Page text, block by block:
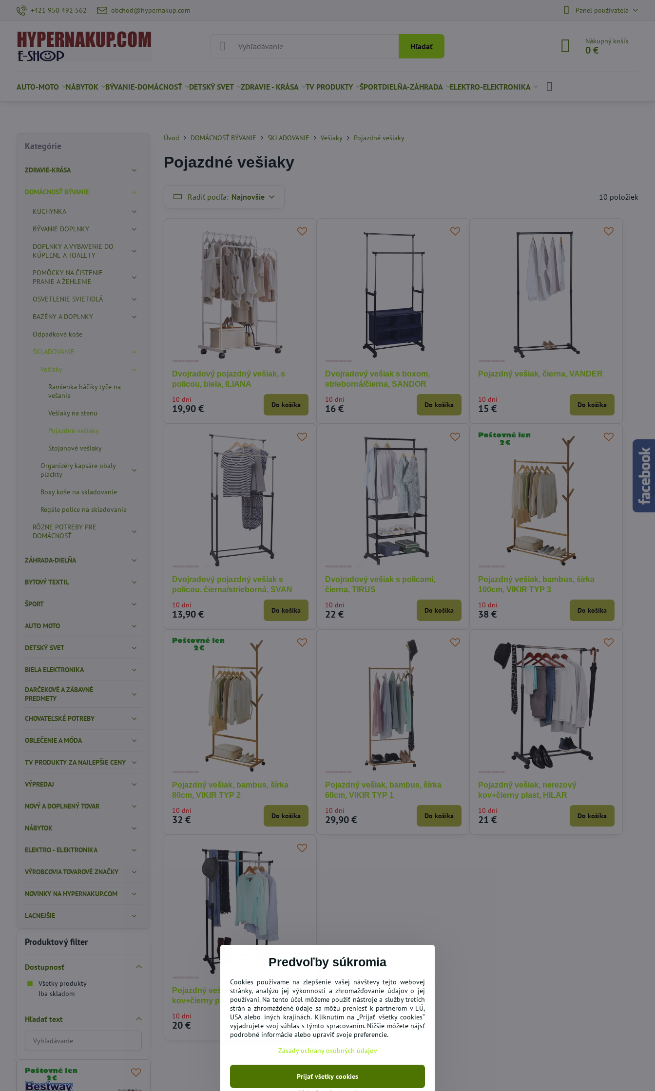
+421 950 492 562 obchod@hypernakup.com Panel používateľa
Hľadať
Nákupný košík
0 €
AUTO-MOTO NÁBYTOK BÝVANIE-DOMÁCNOSŤ DETSKÝ SVET ZDRAVIE - KRÁSA TV PRODUKTY ŠPORTDIELŇA-ZÁHRADA ELEKTRO-ELEKTRONIKA
Úvod DOMÁCNOSŤ BÝVANIE SKLADOVANIE Vešiaky Pojazdné vešiaky
Pojazdné vešiaky
Radiť podľa: Najnovšie 10 položiek
Dvojradový pojazdný vešiak, s
policou, biela, ILIANA
10 dní
19,90 € Do košíka
Dvojradový vešiak s boxom,
strieborná/čierna, SANDOR
10 dní
16 € Do košíka
Pojazdný vešiak, čierna, VANDER
10 dní
15 € Do košíka
Dvojradový pojazdný vešiak s
policou, čierna/strieborná, SVAN
10 dní
13,90 € Do košíka
Dvojradový vešiak s policami,
čierna, TIRUS
10 dní
22 € Do košíka
Pojazdný vešiak, bambus, šírka
100cm, VIKIR TYP 3
10 dní
38 € Do košíka
Pojazdný vešiak, bambus, šírka
80cm, VIKIR TYP 2
10 dní
32 € Do košíka
Pojazdný vešiak, bambus, šírka
60cm, VIKIR TYP 1
10 dní
29,90 € Do košíka
Pojazdný vešiak, nerezový
kov+čierny plast, HILAR
10 dní
21 € Do košíka
Pojazdný vešiak, nerezový
kov+čierny plast, OLIVER
10 dní
20 € Do košíka
Produktový filter
Dostupnosť
Všetky produkty
Iba skladom
Hľadať text
Prehľadať
výsledky
fulltextom
Kategórie
ZDRAVIE-KRÁSA
DOMÁCNOSŤ BÝVANIE
KUCHYNKA
BÝVANIE DOPLNKY
DOPLNKY A VYBAVENIE DO
KÚPEĽNE A TOALETY
POMÔCKY NA ČISTENIE
PRANIE A ŽEHLENIE
OSVETLENIE SVIETIDLÁ
BAZÉNY A DOPLNKY
Odpadkové koše
SKLADOVANIE
Vešiaky
Ramienka háčiky tyče na
vešanie
Vešiaky na stenu
Pojazdné vešiaky
Stojanové vešiaky
Organizéry kapsáre obaly
plachty
Boxy koše na skladovanie
Regále police na skladovanie
RÔZNE POTREBY PRE
DOMÁCNOSŤ
ZÁHRADA-DIELŇA
BYTOVÝ TEXTIL
ŠPORT
AUTO MOTO
DETSKÝ SVET
BIELA ELEKTRONIKA
DARČEKOVÉ A ZÁBAVNÉ
PREDMETY
CHOVATEĽSKÉ POTREBY
OBLEČENIE A MÓDA
TV PRODUKTY ZA NAJLEPŠIE CENY
VÝPREDAJ
NOVÝ A DOPLNENÝ TOVAR
NÁBYTOK
ELEKTRO - ELEKTRONIKA
VÝROBCOVIA TOVAROVÉ ZNAČKY
NOVINKY NA HYPERNAKUP.COM
LACNEJŠIE
Predvoľby súkromia
Cookies používame na zlepšenie vašej návštevy tejto webovej
stránky, analýzu jej výkonnosti a zhromažďovanie údajov o jej
používaní. Na tento účel môžeme použiť nástroje a služby tretích
strán a zhromaždené údaje sa môžu preniesť k partnerom v EÚ,
USA alebo iných krajinách. Kliknutím na „Prijať všetky cookies“
vyjadrujete svoj súhlas s týmto spracovaním. Nižšie môžete nájsť
podrobné informácie alebo upraviť svoje preferencie.
Zásady ochrany osobných údajov
Prijať všetky cookies